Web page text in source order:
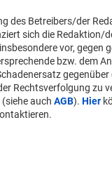
des Betreibers/der
sich die Redaktion/
vor, gegen
bzw. dem
Rechtsverfolgung zu
auch AGB). Hier